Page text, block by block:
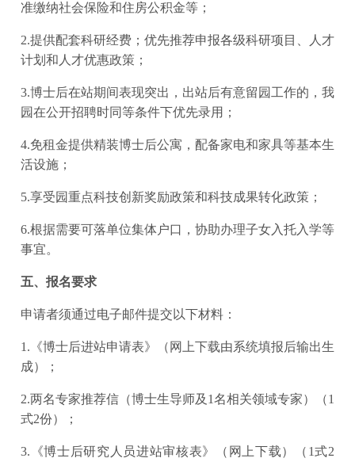
准缴纳社会保险和住房公积金等；
2.提供配套科研经费；优先推荐申报各级科研项目、人才
计划和人才优惠政策；
3.博士后在站期间表现突出，出站后有意留园工作的，我
园在公开招聘时同等条件下优先录用；
4.免租金提供精装博士后公寓，配备家电和家具等基本生
活设施；
5.享受园重点科技创新奖励政策和科技成果转化政策；
6.根据需要可落单位集体户口，协助办理子女入托入学等
事宜。
五、报名要求
申请者须通过电子邮件提交以下材料：
1.《博士后进站申请表》（网上下载由系统填报后输出生
成）；
2.两名专家推荐信（博士生导师及1名相关领域专家）（1
式2份）；
3.《博士后研究人员进站审核表》（网上下载）（1式2